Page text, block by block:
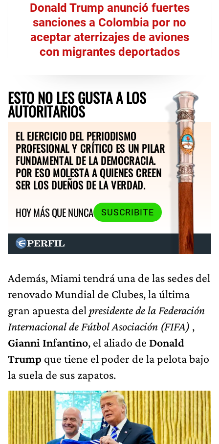
Donald Trump anunció fuertes
sanciones a Colombia por no
aceptar aterrizajes de aviones
con migrantes deportados
ESTO NO LES GUSTA A LOS
AUTORITARIOS
EL EJERCICIO DEL PERIODISMO
PROFESIONAL Y CRÍTICO ES UN PILAR
FUNDAMENTAL DE LA DEMOCRACIA.
POR ESO MOLESTA A QUIENES CREEN
SER LOS DUEÑOS DE LA VERDAD.
HOY MÁS QUE NUNCA
SUSCRIBITE
Además, Miami tendrá una de las sedes del
renovado Mundial de Clubes, la última
gran apuesta del presidente de la Federación
Internacional de Fútbol Asociación (FIFA) ,
Gianni Infantino, el aliado de Donald
Trump que tiene el poder de la pelota bajo
la suela de sus zapatos.